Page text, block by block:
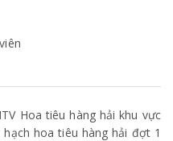
Hoa tiêu hàng hải khu vực
hoa tiêu hàng hải đợt 1